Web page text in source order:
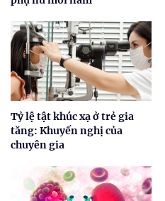
Tỷ lệ tật khúc xạ ở trẻ gia
tăng: Khuyến nghị của
chuyên gia